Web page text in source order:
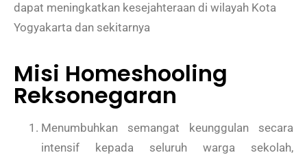
dapat meningkatkan kesejahteraan di wilayah Kota
Yogyakarta dan sekitarnya
Misi Homeshooling
Reksonegaran
Menumbuhkan semangat keunggulan secara
intensif kepada seluruh warga sekolah,